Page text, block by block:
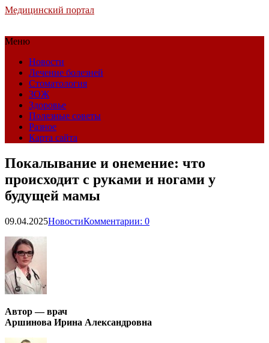
Медицинский портал
Меню
Новости
Лечение болезней
Стоматология
ЗОЖ
Здоровье
Полезные советы
Разное
Карта сайта
Покалывание и онемение: что
происходит с руками и ногами у
будущей мамы
09.04.2025НовостиКомментарии: 0
Автор — врач
Аршинова Ирина Александровна